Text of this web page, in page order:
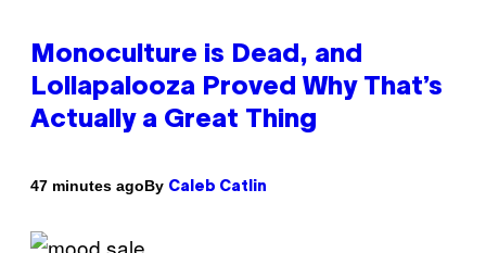
Monoculture is Dead, and
Lollapalooza Proved Why That’s
Actually a Great Thing
47 minutes agoBy Caleb Catlin